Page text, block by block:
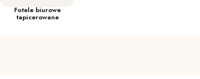
Fotele biurowe
tapicerowane